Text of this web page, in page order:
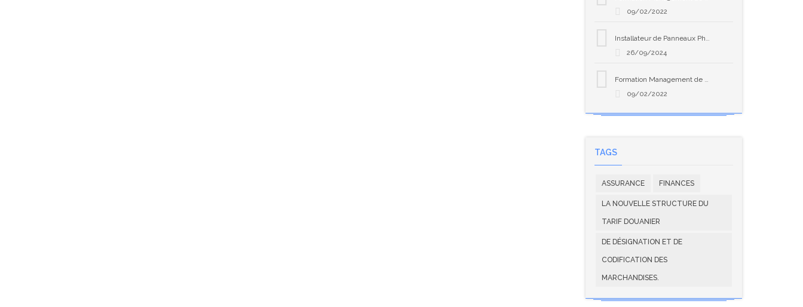
09/02/2022
26/09/2024
Formation Management de projet selon PMP-PMI
09/02/2022
TAGS
ASSURANCE FINANCES
LA NOUVELLE STRUCTURE DU
TARIF DOUANIER
DE DÉSIGNATION ET DE
CODIFICATION DES
MARCHANDISES.